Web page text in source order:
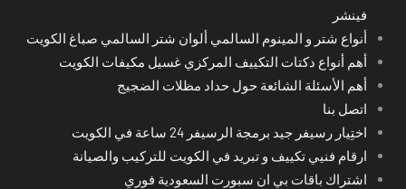
فينشر
أنواع شتر و المينوم السالمي ألوان شتر السالمي صباغ الكويت
أهم أنواع دكتات التكييف المركزي غسيل مكيفات الكويت
أهم الأسئلة الشائعة حول حداد مظلات الضجيج
اتصل بنا
اختِيار رسيفر جيد برمجة الرسيفر 24 ساعة في الكويت
ارقام فنيي تكييف و تبريد في الكويت للتركيب والصيانة
اشتراك باقات بي ان سبورت السعودية فوري